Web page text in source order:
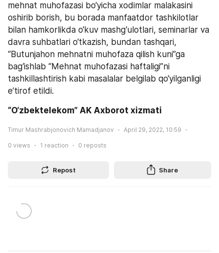
mehnat muhofazasi bo‘yicha xodimlar malakasini
oshirib borish, bu borada manfaatdor tashkilotlar
bilan hamkorlikda o‘kuv mashg‘ulotlari, seminarlar va
davra suhbatlari o‘tkazish, bundan tashqari,
“Butunjahon mehnatni muhofaza qilish kuni”ga
bag‘ishlab “Mehnat muhofazasi haftaligi”ni
tashkillashtirish kabi masalalar belgilab qo‘yilganligi
e’tirof etildi.
“O‘zbektelekom” AK Axborot xizmati
Timur Mashrabjonovich Mamadjanov April 29, 2022, 10:59
0 views 1 reaction 0 reposts
Repost Share